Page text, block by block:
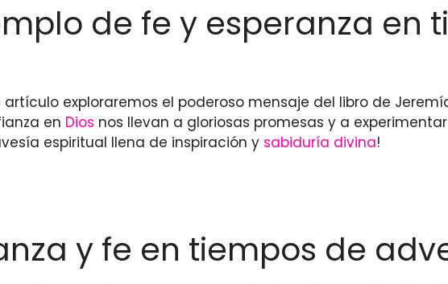
de fe y esperanza en
artículo exploraremos el poderoso mensaje del libro de
en Dios nos llevan a gloriosas promesas y a
espiritual llena de inspiración y sabiduría divina!
y fe en tiempos de